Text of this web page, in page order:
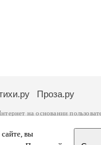
вы
Проза.ру
на основании
его автора, к которому вы
Российской
информацию о портале